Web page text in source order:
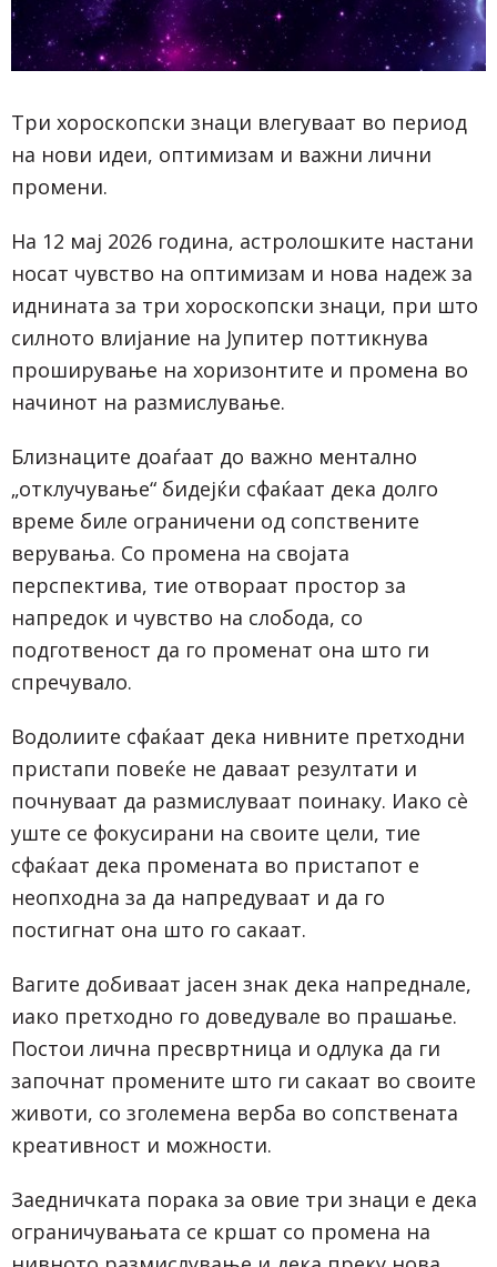
Три хороскопски знаци влегуваат во период
на нови идеи, оптимизам и важни лични
промени.
На 12 мај 2026 година, астролошките настани
носат чувство на оптимизам и нова надеж за
иднината за три хороскопски знаци, при што
силното влијание на Јупитер поттикнува
проширување на хоризонтите и промена во
начинот на размислување.
Близнаците доаѓаат до важно ментално
„отклучување“ бидејќи сфаќаат дека долго
време биле ограничени од сопствените
верувања. Со промена на својата
перспектива, тие отвораат простор за
напредок и чувство на слобода, со
подготвеност да го променат она што ги
спречувало.
Водолиите сфаќаат дека нивните претходни
пристапи повеќе не даваат резултати и
почнуваат да размислуваат поинаку. Иако сè
уште се фокусирани на своите цели, тие
сфаќаат дека промената во пристапот е
неопходна за да напредуваат и да го
постигнат она што го сакаат.
Вагите добиваат јасен знак дека напреднале,
иако претходно го доведувале во прашање.
Постои лична пресвртница и одлука да ги
започнат промените што ги сакаат во своите
животи, со зголемена верба во сопствената
креативност и можности.
Заедничката порака за овие три знаци е дека
ограничувањата се кршат со промена на